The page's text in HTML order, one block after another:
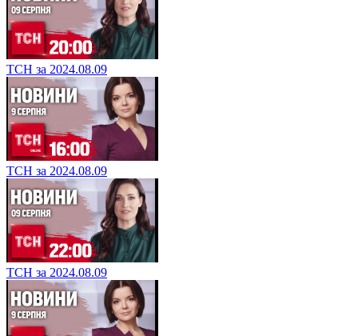
ТСН за 2024.08.09
ТСН за 2024.08.09
ТСН за 2024.08.09